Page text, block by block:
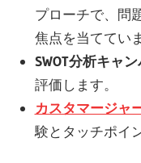
プローチで、問
焦点を当ててい
SWOT分析キャ
評価します。
カスタマージャ
験とタッチポイ